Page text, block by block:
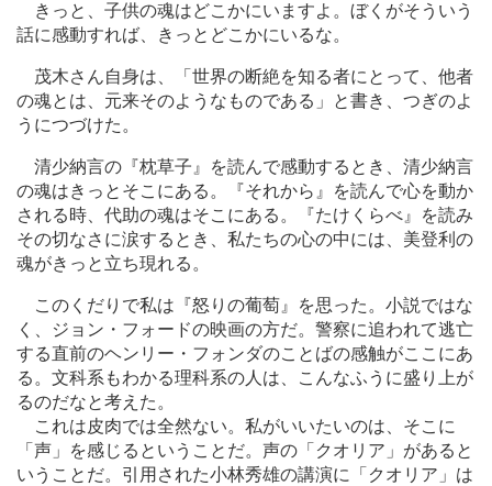
きっと、子供の魂はどこかにいますよ。ぼくがそういう
話に感動すれば、きっとどこかにいるな。
茂木さん自身は、「世界の断絶を知る者にとって、他者
の魂とは、元来そのようなものである」と書き、つぎのよ
うにつづけた。
清少納言の『枕草子』を読んで感動するとき、清少納言
の魂はきっとそこにある。『それから』を読んで心を動か
される時、代助の魂はそこにある。『たけくらべ』を読み
その切なさに涙するとき、私たちの心の中には、美登利の
魂がきっと立ち現れる。
このくだりで私は『怒りの葡萄』を思った。小説ではな
く、ジョン・フォードの映画の方だ。警察に追われて逃亡
する直前のヘンリー・フォンダのことばの感触がここにあ
る。文科系もわかる理科系の人は、こんなふうに盛り上が
るのだなと考えた。
これは皮肉では全然ない。私がいいたいのは、そこに
「声」を感じるということだ。声の「クオリア」があると
いうことだ。引用された小林秀雄の講演に「クオリア」は